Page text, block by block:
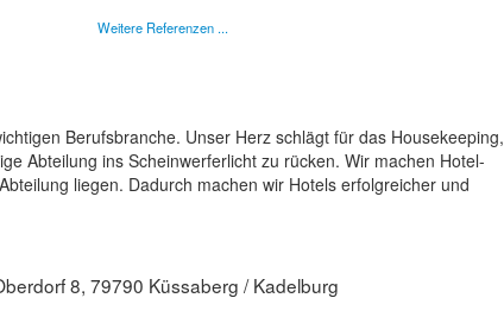
Weitere Referenzen ...
Berufsbranche. Unser Herz schlägt für das Housekeeping,
Abteilung ins Scheinwerferlicht zu rücken. Wir machen Hotel-
liegen. Dadurch machen wir Hotels erfolgreicher und
8, 79790 Küssaberg / Kadelburg